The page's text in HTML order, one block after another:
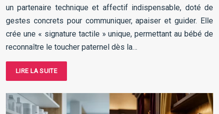
un partenaire technique et affectif indispensable, doté de
gestes concrets pour communiquer, apaiser et guider. Elle
crée une « signature tactile » unique, permettant au bébé de
reconnaître le toucher paternel dès la…
LIRE LA SUITE